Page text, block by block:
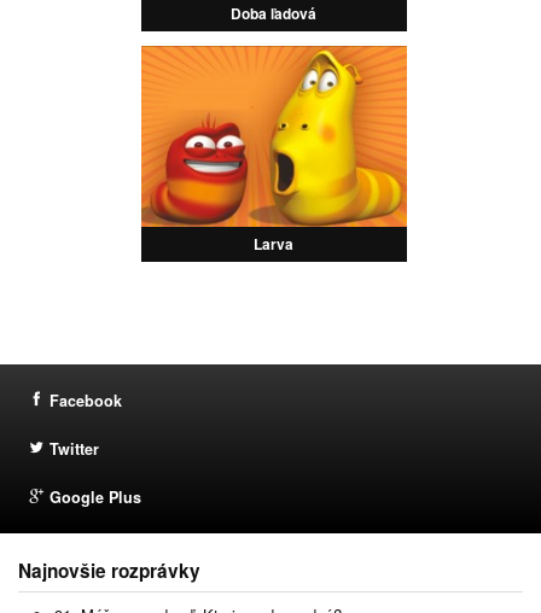
Doba ľadová
Larva
Facebook
Twitter
Google Plus
Najnovšie rozprávky